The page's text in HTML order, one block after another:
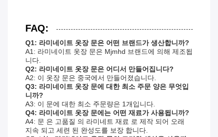
FAQ:
Q1: 라미네이트 옷장 문은 어떤 브랜드가 생산합니까?
A1: 라미네이트 옷장 문은 Mjmhd 브랜드에 의해 제조됩
니다.
Q2: 라미네이트 옷장 문은 어디서 만들어집니다?
A2: 이 옷장 문은 중국에서 만들어졌습니다.
Q3: 라미네이트 옷장 문에 대한 최소 주문 양은 무엇입
니까?
A3: 이 문에 대한 최소 주문량은 1개입니다.
Q4: 라미네이트 옷장 문에는 어떤 재료가 사용됩니까?
A4: 문 은 고품질 의 라미네트 재료 로 제작 되어 오래
지속 되고 세련 된 완성도를 보장 합니다.